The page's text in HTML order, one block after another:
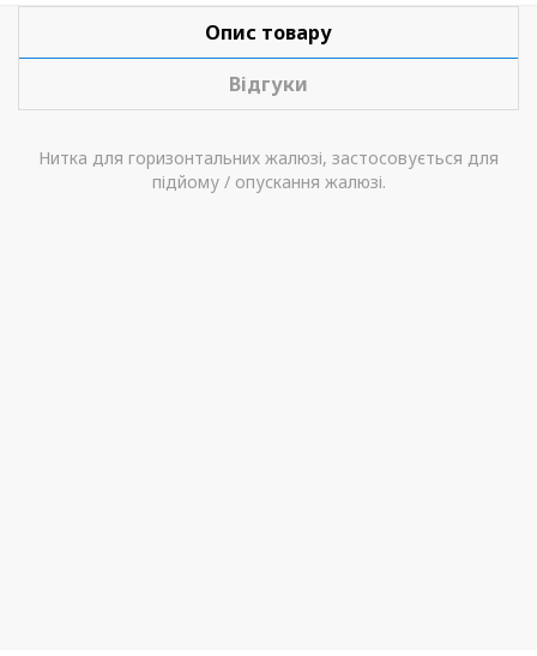
Опис товару
Відгуки
Нитка для горизонтальних жалюзі, застосовується для
підйому / опускання жалюзі.